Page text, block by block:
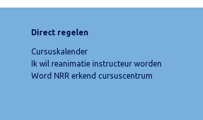
Direct regelen
Cursuskalender
Ik wil reanimatie instructeur worden
Word NRR erkend cursuscentrum